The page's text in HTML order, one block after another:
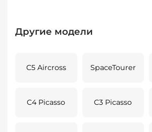
Другие модели
C5 Aircross SpaceTourer
C4 Picasso C3 Picasso